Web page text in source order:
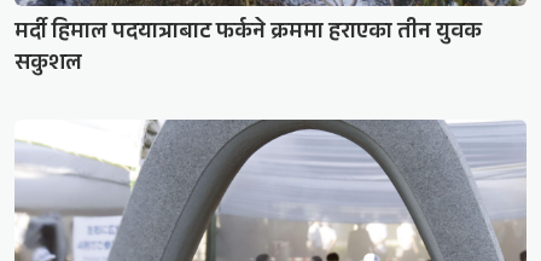
मर्दी हिमाल पदयात्राबाट फर्कने क्रममा हराएका तीन युवक
सकुशल